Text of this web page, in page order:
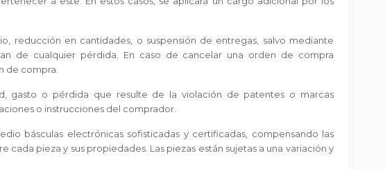
reducción en cantidades, o suspensión de entregas, salvo mediante
de cualquier pérdida. En caso de cancelar una orden de compra
de compra.
gasto o pérdida que resulte de la violación de patentes o marcas
o instrucciones del comprador.
básculas electrónicas sofisticadas y certificadas, compensando las
pieza y sus propiedades. Las piezas están sujetas a una variación y